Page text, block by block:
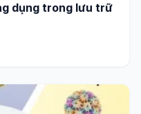
dụng trong lưu trữ